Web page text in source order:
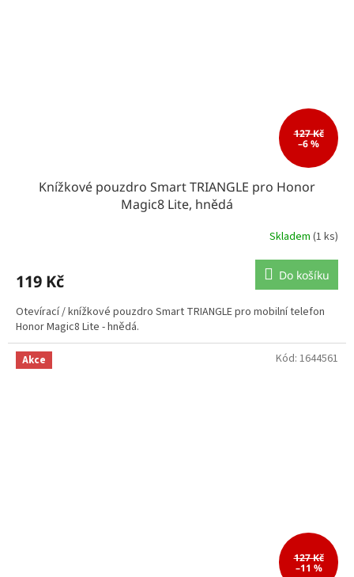
127 Kč
–6 %
Knížkové pouzdro Smart TRIANGLE pro Honor
Magic8 Lite, hnědá
Skladem (1 ks)
119 Kč Do košíku
Otevírací / knížkové pouzdro Smart TRIANGLE pro mobilní telefon
Honor Magic8 Lite - hnědá.
Akce
127 Kč
–11 %
Kód: 1644561